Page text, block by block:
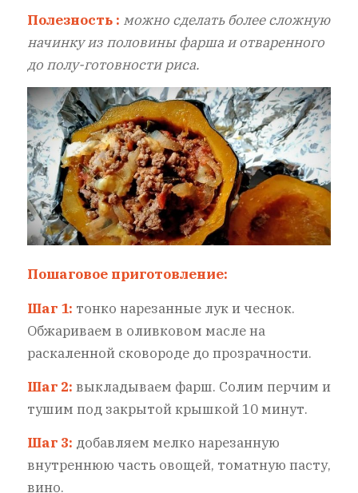
Полезность : можно сделать более сложную
начинку из половины фарша и отваренного
до полу-готовности риса.
Пошаговое приготовление:
Шаг 1: тонко нарезанные лук и чеснок.
Обжариваем в оливковом масле на
раскаленной сковороде до прозрачности.
Шаг 2: выкладываем фарш. Солим перчим и
тушим под закрытой крышкой 10 минут.
Шаг 3: добавляем мелко нарезанную
внутреннюю часть овощей, томатную пасту,
вино.